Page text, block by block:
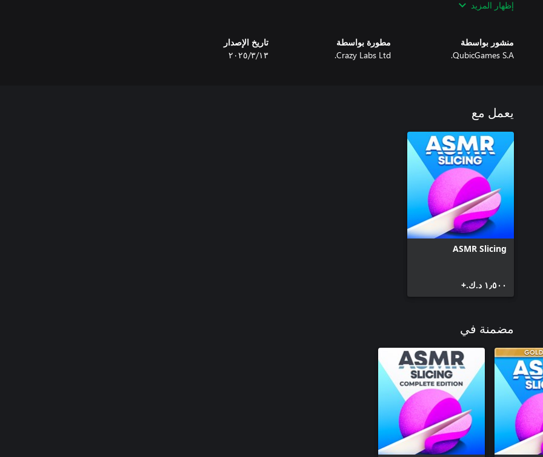
واجه التحديات وكن سيد الشرائح في نهاية المطاف!
إظهار المزيد
منشور بواسطة
QubicGames S.A.
مطورة بواسطة
Crazy Labs Ltd.
تاريخ الإصدار
١٣‏/٣‏/٢٠٢٥
يعمل مع
ASMR Slicing
١٫٥٠٠ د.ك.‏+
مضمنة في